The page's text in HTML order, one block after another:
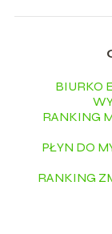
BIURKO
RANKING
PŁYN DO
RANKING